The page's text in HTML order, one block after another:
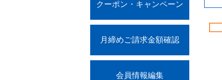
クーポン・キャンペーン
月締めご請求金額確認
会員情報編集